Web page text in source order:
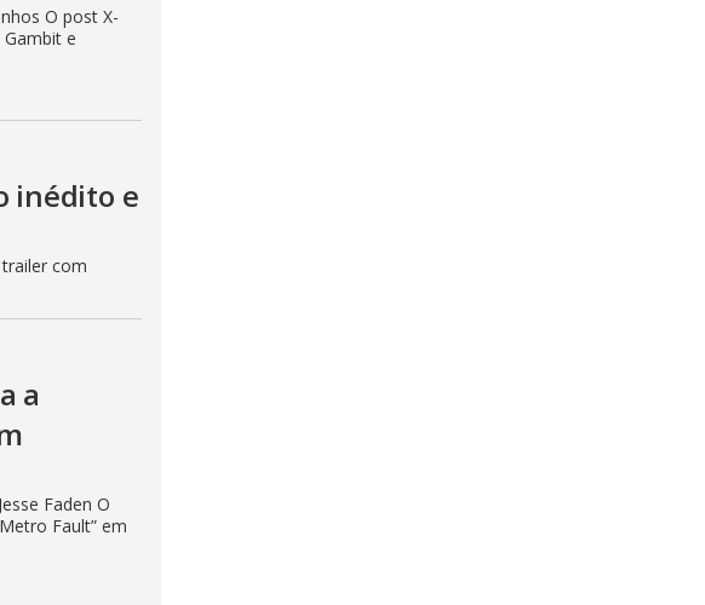
O post X-
e
inédito e
com
a
Faden O
Fault” em